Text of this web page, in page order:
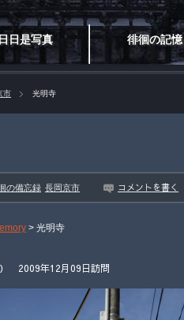
日日是写真 徘徊の記憶
市 光明寺
の備忘録 長岡京市 コメントを書く
> 光明寺
2009年12月09日訪問